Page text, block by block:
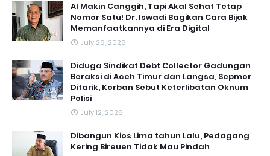
AI Makin Canggih, Tapi Akal Sehat Tetap
Nomor Satu! Dr. Iswadi Bagikan Cara Bijak
Memanfaatkannya di Era Digital
July 26, 2026
Diduga Sindikat Debt Collector Gadungan
Beraksi di Aceh Timur dan Langsa, Sepmor
Ditarik, Korban Sebut Keterlibatan Oknum
Polisi
July 12, 2026
Dibangun Kios Lima tahun Lalu, Pedagang
Kering Bireuen Tidak Mau Pindah